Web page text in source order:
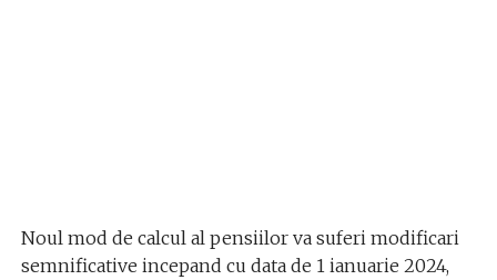
Noul mod de calcul al pensiilor va suferi modificari
semnificative incepand cu data de 1 ianuarie 2024,